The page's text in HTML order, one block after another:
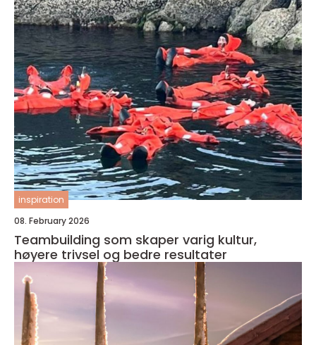
inspiration
08. February 2026
Teambuilding som skaper varig kultur,
høyere trivsel og bedre resultater